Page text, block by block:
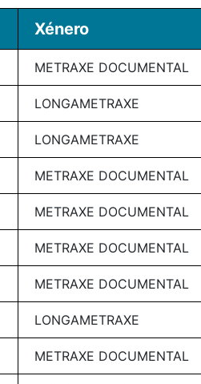
Xénero
METRAXE DOCUMENTAL
LONGAMETRAXE
LONGAMETRAXE
METRAXE DOCUMENTAL
METRAXE DOCUMENTAL
METRAXE DOCUMENTAL
METRAXE DOCUMENTAL
LONGAMETRAXE
METRAXE DOCUMENTAL